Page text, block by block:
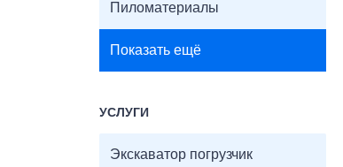
Пиломатериалы
Показать ещё
УСЛУГИ
Экскаватор погрузчик